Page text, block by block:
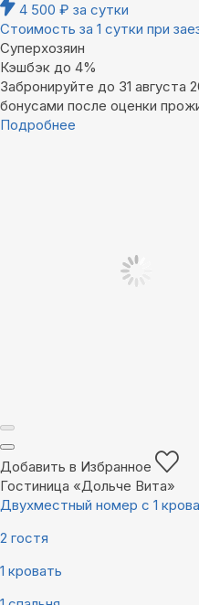
4 500 ₽ за сутки
Стоимость за 1 сутки при
Суперхозяин
Кэшбэк до 4%
Забронируйте до 31 августа
бонусами после оценки
Подробнее
Добавить в Избранное
Гостиница «Дольче Вита»
Двухместный номер с 1
2 гостя
1 кровать